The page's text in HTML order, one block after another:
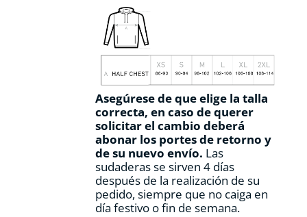
Asegúrese de que elige la talla
correcta, en caso de querer
solicitar el cambio deberá
abonar los portes de retorno y
de su nuevo envío. Las
sudaderas se sirven 4 días
después de la realización de su
pedido, siempre que no caiga en
día festivo o fin de semana.